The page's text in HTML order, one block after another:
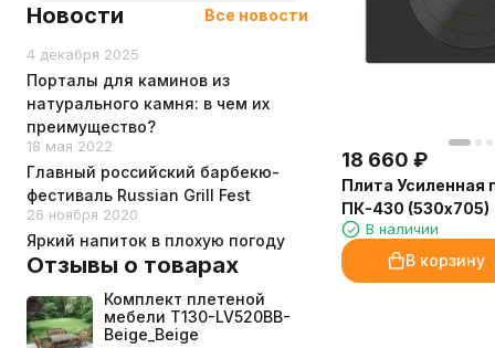
18 660 ₽
Плита Усиленная
ПК-430 (530х705)
В наличии
В корзину
Новости Все новости
4 декабря 2025
Порталы для каминов из
натурального камня: в чем их
преимущество?
18 мая 2022
Главный российский барбекю-
фестиваль Russian Grill Fest
26 ноября 2020
Яркий напиток в плохую погоду
Отзывы о товарах
Комплект плетеной
мебели T130-LV520BB-
Beige_Beige